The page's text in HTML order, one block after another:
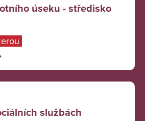
úseku - středisko
službách